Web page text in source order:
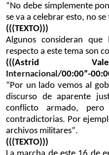
“No debe simplemente
se va a celebrar esto, no se
(((TEXTO)))
Algunos consideran que
respecto a este tema son
(((Astrid V
Internacional/00:00”-
“Por un lado vemos al
discurso de aparente
conflicto armado, pero
contradictorias. Por
archivos militares”.
(((TEXTO)))